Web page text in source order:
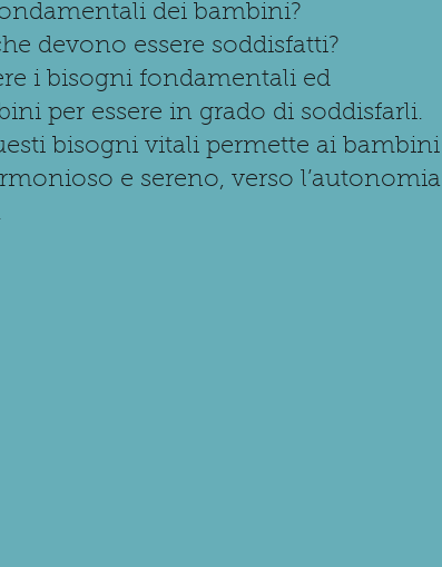
dei bambini?
devono essere soddisfatti?
i bisogni fondamentali ed
per essere in grado di soddisfarli.
bisogni vitali permette ai bambini
e sereno, verso l’autonomia